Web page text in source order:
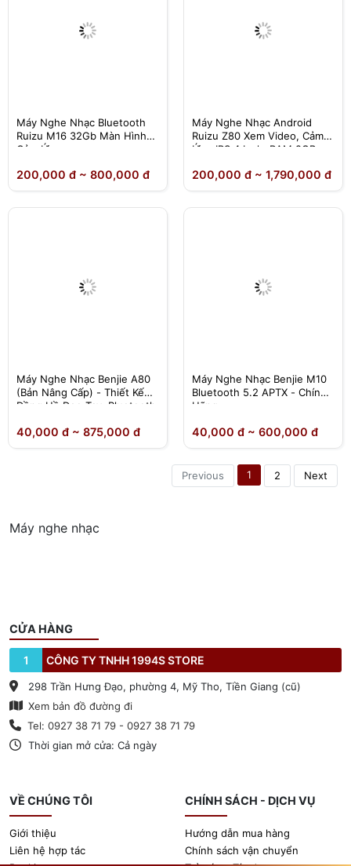
Máy Nghe Nhạc Bluetooth
Ruizu M16 32Gb Màn Hình
Cảm Ứng
200,000 đ ~ 800,000 đ
Máy Nghe Nhạc Android
Ruizu Z80 Xem Video, Cảm
Ứng IPS 4 Inch, RAM 2GB,
Wifi
200,000 đ ~ 1,790,000 đ
Máy Nghe Nhạc Benjie A80
(Bản Nâng Cấp) - Thiết Kế
Đồng Hồ Đeo Tay, Bluetooth
40,000 đ ~ 875,000 đ
Máy Nghe Nhạc Benjie M10
Bluetooth 5.2 APTX - Chính
Hãng
40,000 đ ~ 600,000 đ
Previous 1 2 Next
Máy nghe nhạc
CỬA HÀNG
1 CÔNG TY TNHH 1994S STORE
298 Trần Hưng Đạo, phường 4, Mỹ Tho, Tiền Giang (cũ)
Xem bản đồ đường đi
Tel: 0927 38 71 79 - 0927 38 71 79
Thời gian mở cửa: Cả ngày
VỀ CHÚNG TÔI
Giới thiệu
Liên hệ hợp tác
CHÍNH SÁCH - DỊCH VỤ
Hướng dẫn mua hàng
Chính sách vận chuyển